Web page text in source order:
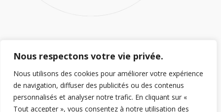
Nous respectons votre vie privée.
Nous utilisons des cookies pour améliorer votre expérience
de navigation, diffuser des publicités ou des contenus
personnalisés et analyser notre trafic. En cliquant sur «
Tout accepter », vous consentez à notre utilisation des
HORAIRES D’OUVERTURE
Ouvert 5/7J
Lundi au Jeudi : 8h/12h – 14h/18h30
Vendredi 8h/12h – 14h/18h